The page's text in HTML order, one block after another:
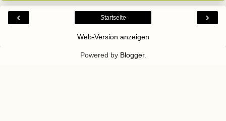
‹ ›
Startseite
Web-Version anzeigen
Powered by Blogger.